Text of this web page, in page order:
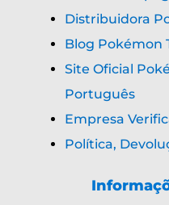
Distribuidora
Blog Pokémon
Site Oficial
Português
Empresa
Política,